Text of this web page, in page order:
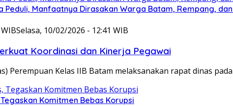
Peduli, Manfaatnya Dirasakan Warga Batam, Rempang,
Selasa, 10/02/2026 - 12:41 WIB
Koordinasi dan Kinerja Pegawai
Perempuan Kelas IIB Batam melaksanakan rapat dinas
Komitmen Bebas Korupsi